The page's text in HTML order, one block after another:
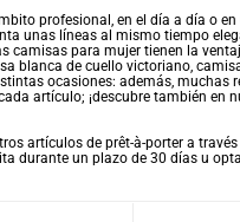
profesional, en el día a día o
unas líneas al mismo tiempo
camisas para mujer tienen la
blanca de cuello victoriano,
ocasiones: además, muchas
artículo; ¡descubre también en
artículos de prêt-à-porter a
durante un plazo de 30 días u